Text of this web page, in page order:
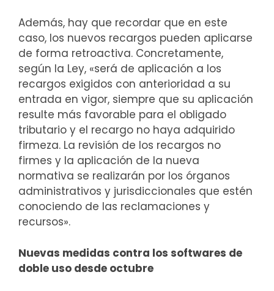
Además, hay que recordar que en este
caso, los nuevos recargos pueden aplicarse
de forma retroactiva. Concretamente,
según la Ley, «será de aplicación a los
recargos exigidos con anterioridad a su
entrada en vigor, siempre que su aplicación
resulte más favorable para el obligado
tributario y el recargo no haya adquirido
firmeza. La revisión de los recargos no
firmes y la aplicación de la nueva
normativa se realizarán por los órganos
administrativos y jurisdiccionales que estén
conociendo de las reclamaciones y
recursos».
Nuevas medidas contra los softwares de
doble uso desde octubre